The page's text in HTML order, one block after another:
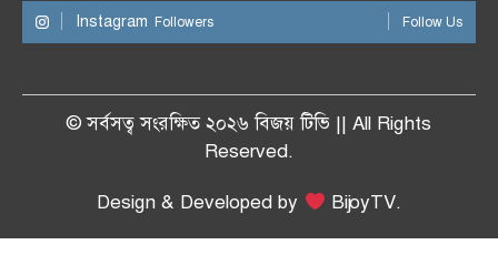
Instagram Followers Follow Us
© সর্বসত্ব সংরক্ষিত ২০২৬ বিজয় টিভি || All Rights
Reserved.
Design & Developed by BijoyTV.